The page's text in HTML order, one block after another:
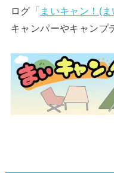
ログ「 まいキャン！(
キャンパーやキャンプ